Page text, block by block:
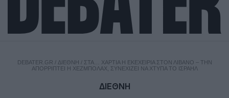
DEBATER.GR / ΔΙΕΘΝΗ / ΣΤΑ… ΧΑΡΤΙΆ Η ΕΚΕΧΕΙΡΊΑ ΣΤΟΝ ΛΊΒΑΝΟ – ΤΗΝ
ΑΠΟΡΡΊΠΤΕΙ Η ΧΕΖΜΠΟΛΆΧ, ΣΥΝΕΧΊΖΕΙ ΝΑ ΧΤΥΠΆ ΤΟ ΙΣΡΑΉΛ
ΔΙΕΘΝΗ